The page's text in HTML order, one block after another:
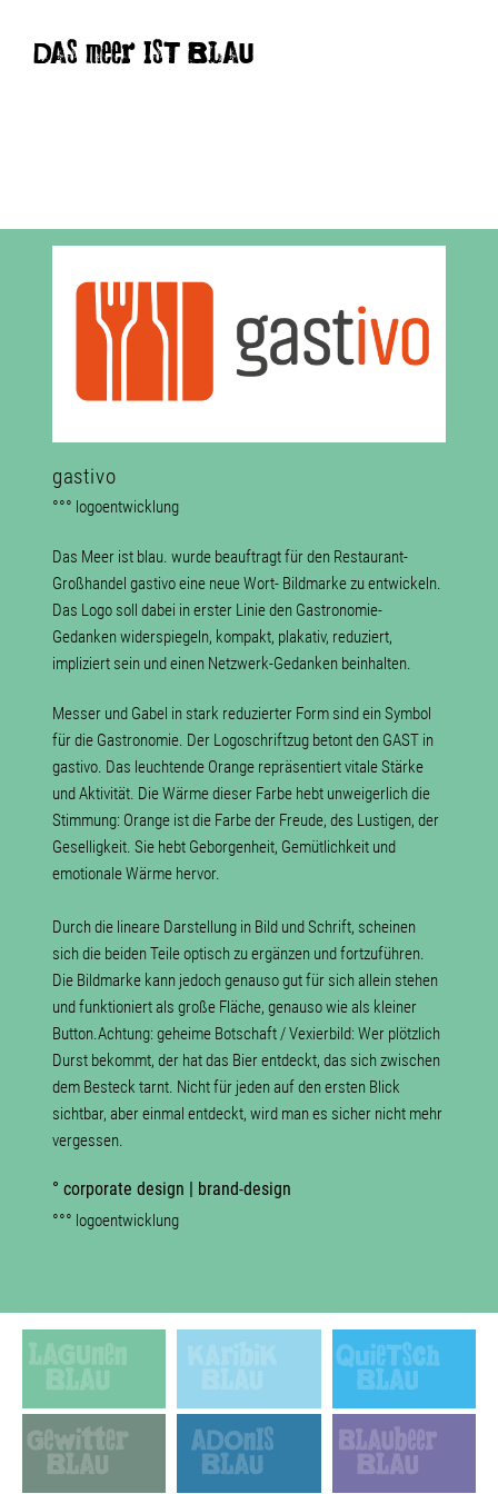
DAS meer IST BLAU
gastivo
°°° logoentwicklung
Das Meer ist blau. wurde beauftragt für den Restaurant-
Großhandel gastivo eine neue Wort- Bildmarke zu entwickeln.
Das Logo soll dabei in erster Linie den Gastronomie-
Gedanken widerspiegeln, kompakt, plakativ, reduziert,
impliziert sein und einen Netzwerk-Gedanken beinhalten.
Messer und Gabel in stark reduzierter Form sind ein Symbol
für die Gastronomie. Der Logoschriftzug betont den GAST in
gastivo. Das leuchtende Orange repräsentiert vitale Stärke
und Aktivität. Die Wärme dieser Farbe hebt unweigerlich die
Stimmung: Orange ist die Farbe der Freude, des Lustigen, der
Geselligkeit. Sie hebt Geborgenheit, Gemütlichkeit und
emotionale Wärme hervor.
Durch die lineare Darstellung in Bild und Schrift, scheinen
sich die beiden Teile optisch zu ergänzen und fortzuführen.
Die Bildmarke kann jedoch genauso gut für sich allein stehen
und funktioniert als große Fläche, genauso wie als kleiner
Button.Achtung: geheime Botschaft / Vexierbild: Wer plötzlich
Durst bekommt, der hat das Bier entdeckt, das sich zwischen
dem Besteck tarnt. Nicht für jeden auf den ersten Blick
sichtbar, aber einmal entdeckt, wird man es sicher nicht mehr
vergessen.
° corporate design | brand-design
°°° logoentwicklung